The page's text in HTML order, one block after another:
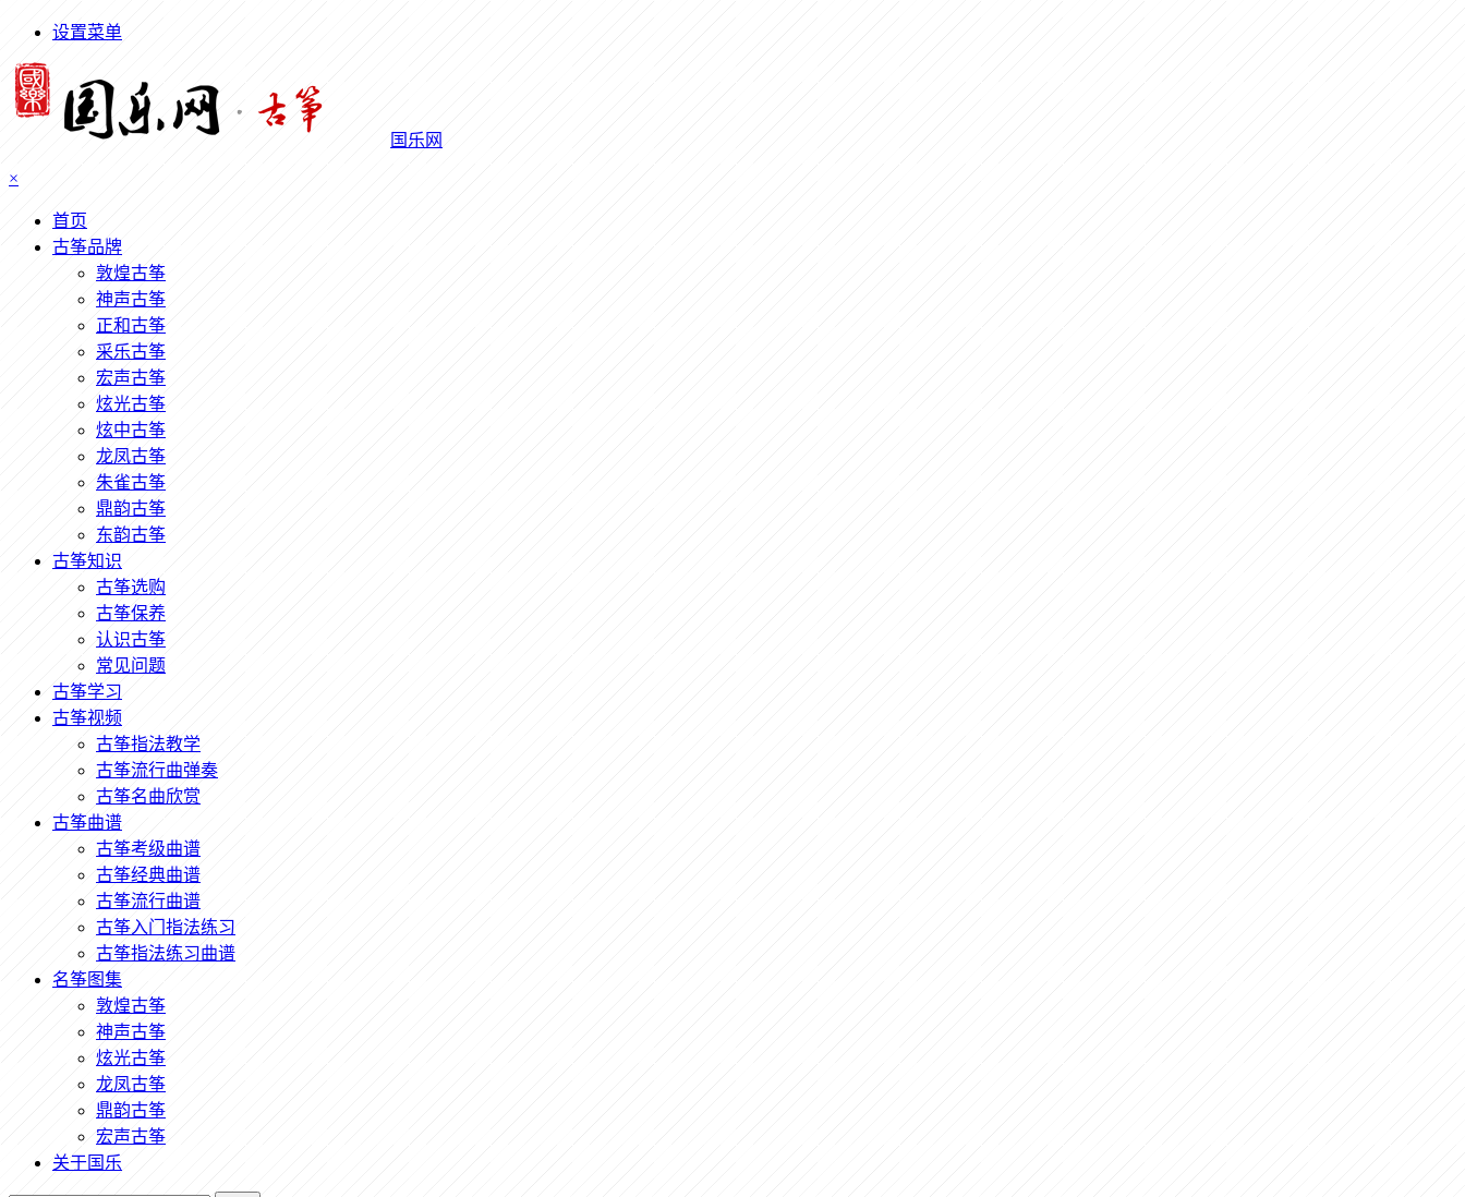
设置菜单
国乐网
×
首页
古筝品牌
敦煌古筝
神声古筝
正和古筝
采乐古筝
宏声古筝
炫光古筝
炫中古筝
龙凤古筝
朱雀古筝
鼎韵古筝
东韵古筝
古筝知识
古筝选购
古筝保养
认识古筝
常见问题
古筝学习
古筝视频
古筝指法教学
古筝流行曲弹奏
古筝名曲欣赏
古筝曲谱
古筝考级曲谱
古筝经典曲谱
古筝流行曲谱
古筝入门指法练习
古筝指法练习曲谱
名筝图集
敦煌古筝
神声古筝
炫光古筝
龙凤古筝
鼎韵古筝
宏声古筝
关于国乐